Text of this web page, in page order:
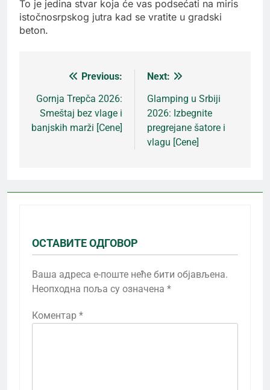
To je jedina stvar koja će vas podsećati na miris
istočnosrpskog jutra kad se vratite u gradski
beton.
Кретање
чланка
Previous:
Gornja Trepča 2026:
Smeštaj bez vlage i
banjskih marži [Cene]
Next:
Glamping u Srbiji
2026: Izbegnite
pregrejane šatore i
vlagu [Cene]
ОСТАВИТЕ ОДГОВОР
Ваша адреса е-поште неће бити објављена.
Неопходна поља су означена *
Коментар *